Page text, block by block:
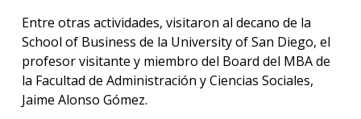
Entre otras actividades, visitaron al decano de la
School of Business de la University of San Diego, el
profesor visitante y miembro del Board del MBA de
la Facultad de Administración y Ciencias Sociales,
Jaime Alonso Gómez.